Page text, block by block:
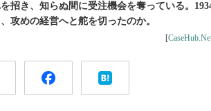
招き、知らぬ間に受注機会を奪っている。
攻めの経営へと舵を切ったのか。
[